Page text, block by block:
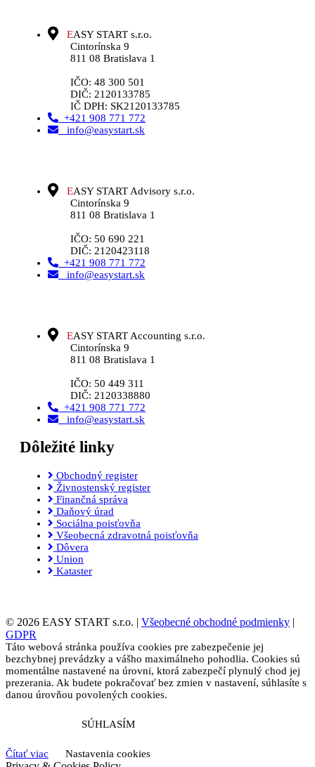
EASY START s.r.o.
Cintorínska 9
811 08 Bratislava 1
IČO: 48 300 501
DIČ: 2120133785
IČ DPH: SK2120133785
+421 908 771 772
info@easystart.sk
EASY START Advisory s.r.o.
Cintorínska 9
811 08 Bratislava 1
IČO: 50 690 221
DIČ: 2120423118
+421 908 771 772
info@easystart.sk
EASY START Accounting s.r.o.
Cintorínska 9
811 08 Bratislava 1
IČO: 50 449 311
DIČ: 2120338880
+421 908 771 772
info@easystart.sk
Dôležité linky
Obchodný register
Živnostenský register
Finančná správa
Daňový úrad
Sociálna poisťovňa
Všeobecná zdravotná poisťovňa
Dôvera
Union
Kataster
© 2026 EASY START s.r.o. | Všeobecné obchodné podmienky |
GDPR
Táto webová stránka používa cookies pre zabezpečenie jej
bezchybnej prevádzky a vášho maximálneho pohodlia. Cookies sú
momentálne nastavené na úrovni, ktorá zabezpečí plynulý chod jej
prezerania. Ak budete pokračovať bez zmien v nastavení, súhlasíte s
danou úrovňou povolených cookies.
SÚHLASÍM
Čítať viac Nastavenia cookies